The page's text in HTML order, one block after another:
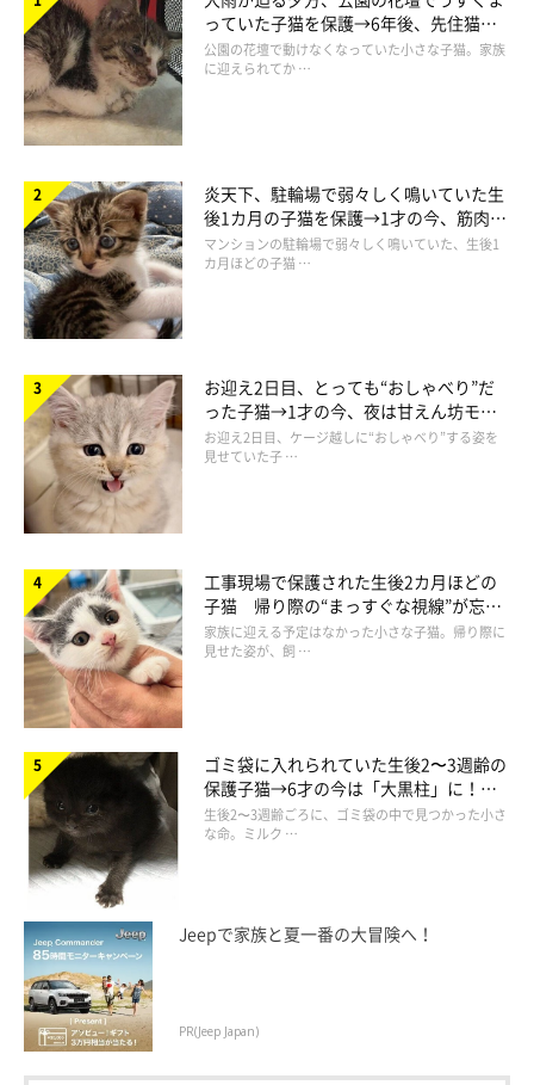
上司も安心して、部下の足に寄りかか…
いや、寄りかかるなや…仕事中なんだ
ろ…(たぶん)
鬼教官(たぶん)だったソラ姫も安心して仕事を任せられるように
なり、ぐっすり。
っていた子猫を保護→6年後、先住猫
と“姉妹”のような関係に
公園の花壇で動けなくなっていた小さな子猫。家族
に迎えられてか …
炎天下、駐輪場で弱々しく鳴いていた生
後1カ月の子猫を保護→1才の今、筋肉質
でツンデレなコに成長
マンションの駐輪場で弱々しく鳴いていた、生後1
カ月ほどの子猫 …
お迎え2日目、とっても“おしゃべり”だ
った子猫→1才の今、夜は甘えん坊モー
ドになるコに成長！
お迎え2日目、ケージ越しに“おしゃべり”する姿を
見せていた子 …
工事現場で保護された生後2カ月ほどの
子猫 帰り際の“まっすぐな視線”が忘れ
られず、家族の一員に
家族に迎える予定はなかった小さな子猫。帰り際に
見せた姿が、飼 …
ゴミ袋に入れられていた生後2〜3週齢の
保護子猫→6才の今は「大黒柱」に！
美しい黒猫に成長した姿にグッとくる
生後2〜3週齢ごろに、ゴミ袋の中で見つかった小さ
な命。ミルク …
Jeepで家族と夏一番の大冒険へ！
PR(Jeep Japan)